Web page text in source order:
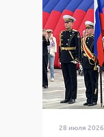
28 июля 2026